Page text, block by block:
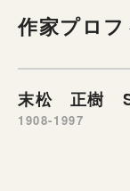
作家プロ
末松 正樹
1908-1997